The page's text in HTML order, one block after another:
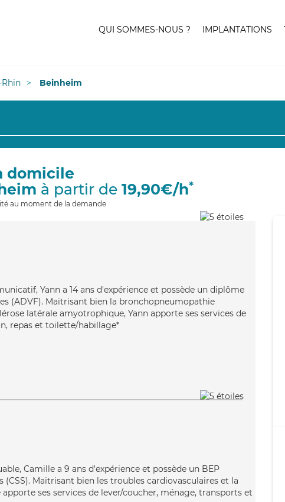
QUI SOMMES-NOUS ? IMPLANTATIONS
Rhin Beinheim
domicile
à partir de 19,90€/h*
au moment de la demande
Yann a 14 ans d'expérience et possède un diplôme
(ADVF). Maitrisant bien la bronchopneumopathie
latérale amyotrophique, Yann apporte ses services de
repas et toilette/habillage*
Camille a 9 ans d'expérience et possède un BEP
(CSS). Maitrisant bien les troubles cardiovasculaires et la
ses services de lever/coucher, ménage, transports et